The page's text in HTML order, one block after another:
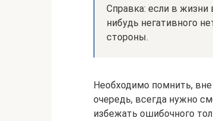
Справка: если в жизни
нибудь негативного
стороны.
Необходимо помнить,
очередь, всегда нужно
избежать ошибочного